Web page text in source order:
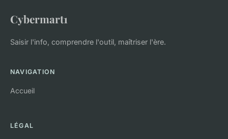
Cybermart1
Saisir l'info, comprendre l'outil, maîtriser l'ère.
NAVIGATION
Accueil
LÉGAL